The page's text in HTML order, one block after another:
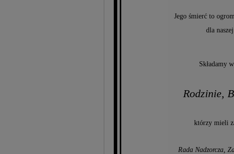
Jego śmierć to
dla
Składamy
Rodzinie,
którzy mieli
Rada Nadzorcza,